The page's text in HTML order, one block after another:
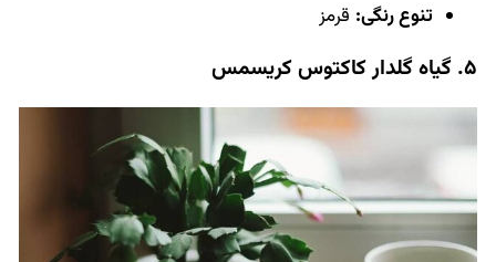
تنوع رنگی: قرمز
5. گیاه گلدار کاکتوس کریسمس